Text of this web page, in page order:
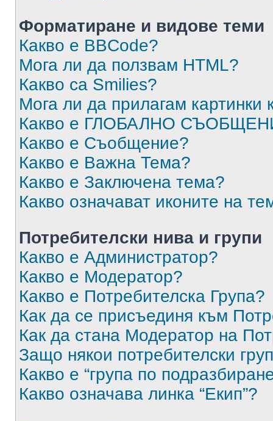
Форматиране и видове теми
Какво е BBCode?
Мога ли да ползвам HTML?
Какво са Smilies?
Мога ли да прилагам
Какво е ГЛОБАЛНО
Какво е Съобщение?
Какво е Важна Тема?
Какво е Заключена тема?
Какво означават иконите на
Потребителски нива и групи
Какво е Администратор?
Какво е Модератор?
Какво е Потребителска Група?
Как да се присъединя към
Как да стана Модератор на
Защо някои потребителски
Какво е “група по
Какво означава линка “Екип”?